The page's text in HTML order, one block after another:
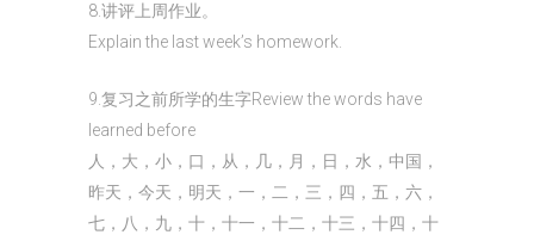
8.讲评上周作业。
Explain the last week’s homework.
9.复习之前所学的生字Review the words have
learned before
人，大，小，口，从，几，月，日，水，中国，
昨天，今天，明天，一，二，三，四，五，六，
七，八，九，十，十一，十二，十三，十四，十